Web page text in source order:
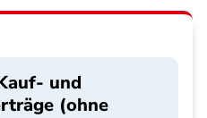
und
(ohne